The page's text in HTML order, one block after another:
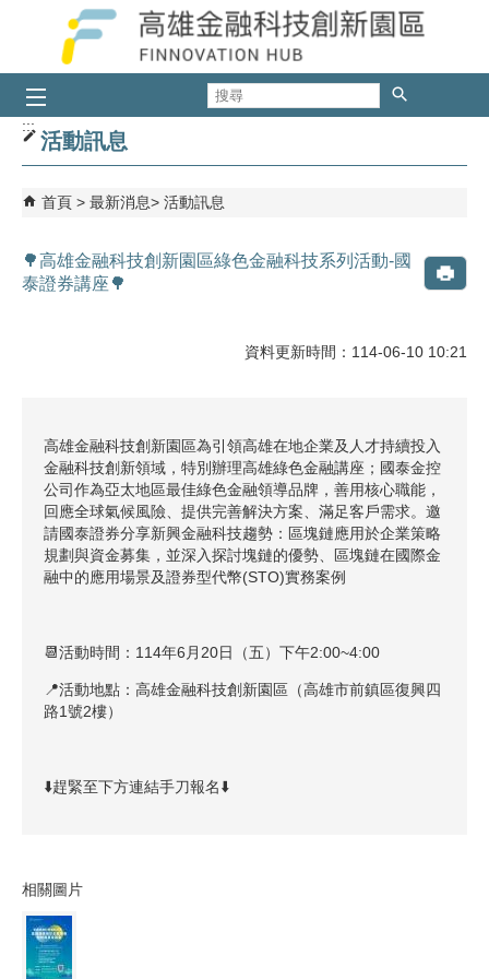
跳到主要內容區塊
:::
活動訊息
首頁 最新消息 活動訊息
🌳高雄金融科技創新園區綠色金融科技系列活動-國
泰證券講座🌳
資料更新時間：114-06-10 10:21
高雄金融科技創新園區為引領高雄在地企業及人才持續投入
金融科技創新領域，特別辦理高雄綠色金融講座；國泰金控
公司作為亞太地區最佳綠色金融領導品牌，善用核心職能，
回應全球氣候風險、提供完善解決方案、滿足客戶需求。邀
請國泰證券分享新興金融科技趨勢：區塊鏈應用於企業策略
規劃與資金募集，並深入探討塊鏈的優勢、區塊鏈在國際金
融中的應用場景及證券型代幣(STO)實務案例
📆活動時間：114年6月20日（五）下午2:00~4:00
📍活動地點：高雄金融科技創新園區（高雄市前鎮區復興四
路1號2樓）
⬇️趕緊至下方連結手刀報名⬇️
相關圖片